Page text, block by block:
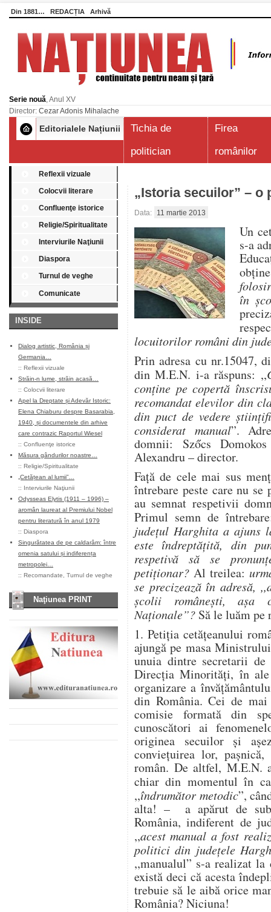
Din 1881… REDACȚIA Arhivă
Serie nouă, Anul XV
Director: Cezar Adonis Mihalache
Editorialele Națiunii
Tichia de
politician
Firea
românilor
Reflexii vizuale
Colocvii literare
Confluenţe istorice
Religie/Spiritualitate
Interviurile Naţiunii
Diaspora
Turnul de veghe
Comunicate
INSIDE
Dialog artistic, România și
Germania…
:: Reflexii vizuale
Străin-n lume, străin acasă…
:: Colocvii literare
Apel la Dreptate și Adevăr Istoric:
Elena Chiaburu despre Basarabia,
1940, și documentele din arhive
care contrazic Raportul Wiesel
:: Confluenţe istorice
Măsura gândurilor noastre…
:: Religie/Spiritualitate
„Cetățean al lumii”…
:: Interviurile Naţiunii
Odysseas Elytis (1911 – 1996) –
aromân laureat al Premiului Nobel
pentru literatură în anul 1979
:: Diaspora
Singurătatea de pe caldarâm: între
omenia satului și indiferența
metropolei…
:: Recomandate Turnul de veghe
Naţiunea PRINT
„Istoria secuilor” – o
Data: 11 martie 2013
Un
s-a
în
locuitorilor români din
Prin adresa cu nr.15047,
din M.E.N. i-a răspuns: ,,
conţine pe copertă
recomandat elevilor din
din puct de vedere
considerat manual”.
domnii: Szőcs
Alexandru – director.
Faţă de cele mai sus
întrebare peste care nu se
au semnat respetivii
Primul semn de
judeţul Harghita a ajuns
este îndreptăţită, din
respetivă să se
petiţionar? Al treilea:
se precizează în adresă,
şcolii româneşti, aşa
Naţionale”? Să le luăm pe
1. Petiţia cetăţeanului
ajungă pe masa
unuia dintre secretarii
Direcţia Minorităţi, în
organizare a
din România. Cei de
comisie formată din
cunoscători ai
originea secuilor şi
convieţuirea lor,
român. De altfel, M.E.N.
chiar din momentul în
,,îndrumător metodic”,
alta! – a apărut de
România, indiferent de
,,acest manual a fost
politici din judeţele
,,manualul” s-a realizat
există deci că acesta
trebuie să le aibă orice
România? Niciuna!